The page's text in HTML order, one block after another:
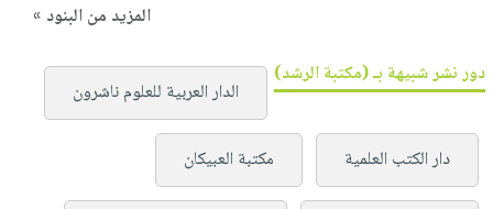
المزيد من البنود »
دور نشر شبيهة بـ (مكتبة الرشد)
الدار العربية للعلوم ناشرون
دار الكتب العلمية مكتبة العبيكان